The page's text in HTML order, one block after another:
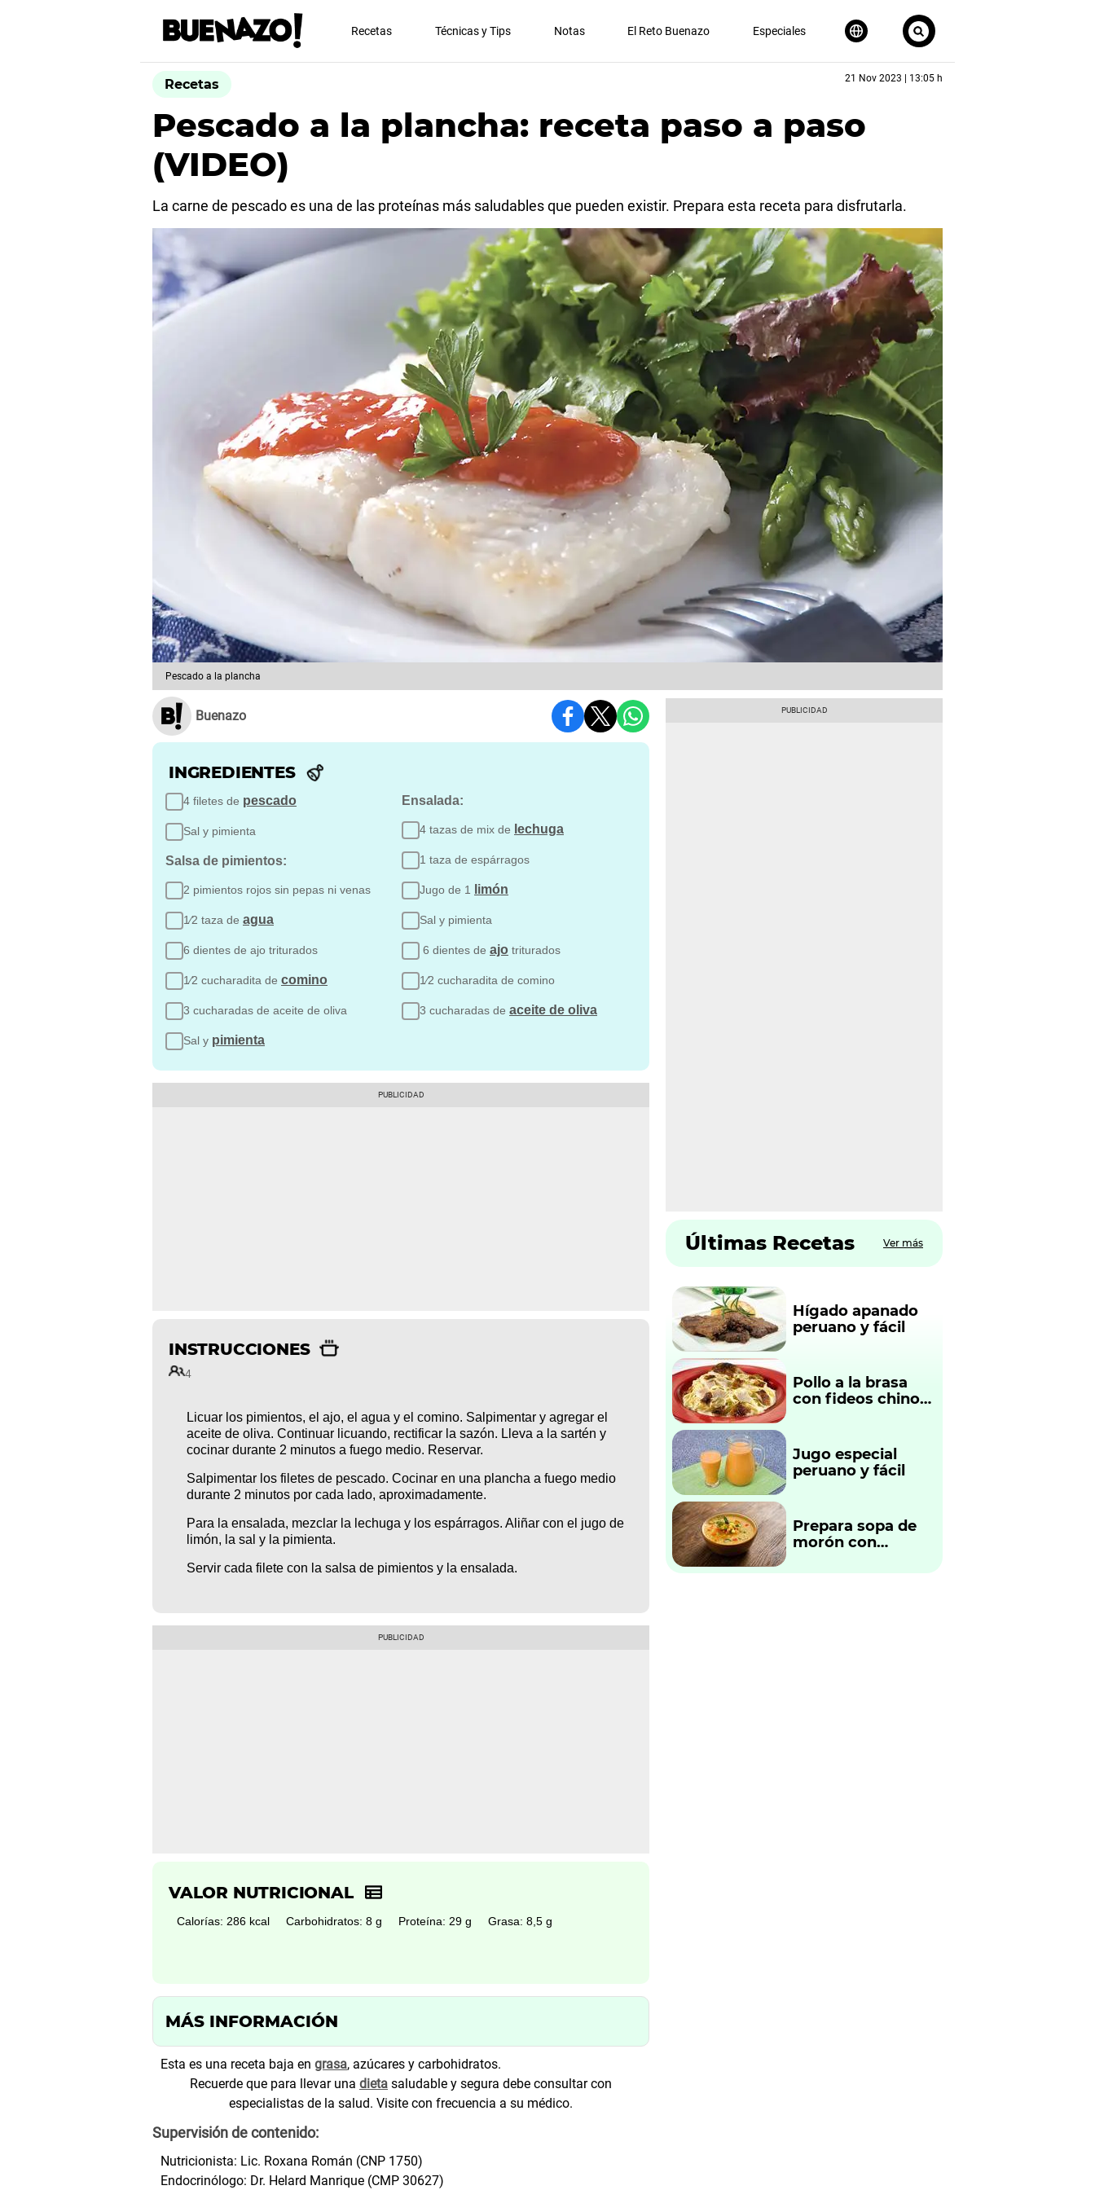
Recetas Técnicas y Tips Notas El Reto Buenazo Especiales
Recetas 21 Nov 2023 | 13:05 h
Pescado a la plancha: receta paso a paso
(VIDEO)
La carne de pescado es una de las proteínas más saludables que pueden existir. Prepara esta receta para disfrutarla.
Pescado a la plancha
Buenazo
INGREDIENTES
4 filetes de pescado
Sal y pimienta
Salsa de pimientos:
2 pimientos rojos sin pepas ni venas
1⁄2 taza de agua
6 dientes de ajo triturados
1⁄2 cucharadita de comino
3 cucharadas de aceite de oliva
Sal y pimienta
Ensalada:
4 tazas de mix de lechuga
1 taza de espárragos
Jugo de 1 limón
Sal y pimienta
6 dientes de ajo triturados
1⁄2 cucharadita de comino
3 cucharadas de aceite de oliva
INSTRUCCIONES
4
Licuar los pimientos, el ajo, el agua y el comino. Salpimentar y agregar el
aceite de oliva. Continuar licuando, rectificar la sazón. Lleva a la sartén y
cocinar durante 2 minutos a fuego medio. Reservar.
Salpimentar los filetes de pescado. Cocinar en una plancha a fuego medio
durante 2 minutos por cada lado, aproximadamente.
Para la ensalada, mezclar la lechuga y los espárragos. Aliñar con el jugo de
limón, la sal y la pimienta.
Servir cada filete con la salsa de pimientos y la ensalada.
VALOR NUTRICIONAL
Calorías: 286 kcal Carbohidratos: 8 g Proteína: 29 g Grasa: 8,5 g
MÁS INFORMACIÓN
Esta es una receta baja en grasa, azúcares y carbohidratos.
Recuerde que para llevar una dieta saludable y segura debe consultar con
especialistas de la salud. Visite con frecuencia a su médico.
Supervisión de contenido:
Nutricionista: Lic. Roxana Román (CNP 1750)
Endocrinólogo: Dr. Helard Manrique (CMP 30627)
Últimas Recetas Ver más
Hígado apanado
peruano y fácil
Pollo a la brasa
con fideos chinos
Jugo especial
peruano y fácil
Prepara sopa de
morón con
tradicional